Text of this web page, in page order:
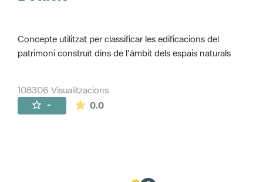
Concepte utilitzat per classificar les edificacions del
patrimoni construït dins de l'àmbit dels espais naturals
108306 Visualitzacions
- 0.0La mitjana de les valoracions és de 0